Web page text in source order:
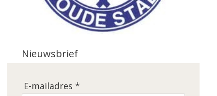
Nieuwsbrief
E-mailadres *